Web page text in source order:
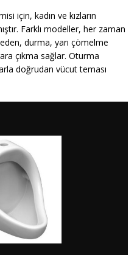
için, kadın ve kızların
Farklı modeller, her zaman
durma, yarı çömelme
çıkma sağlar. Oturma
doğrudan vücut teması